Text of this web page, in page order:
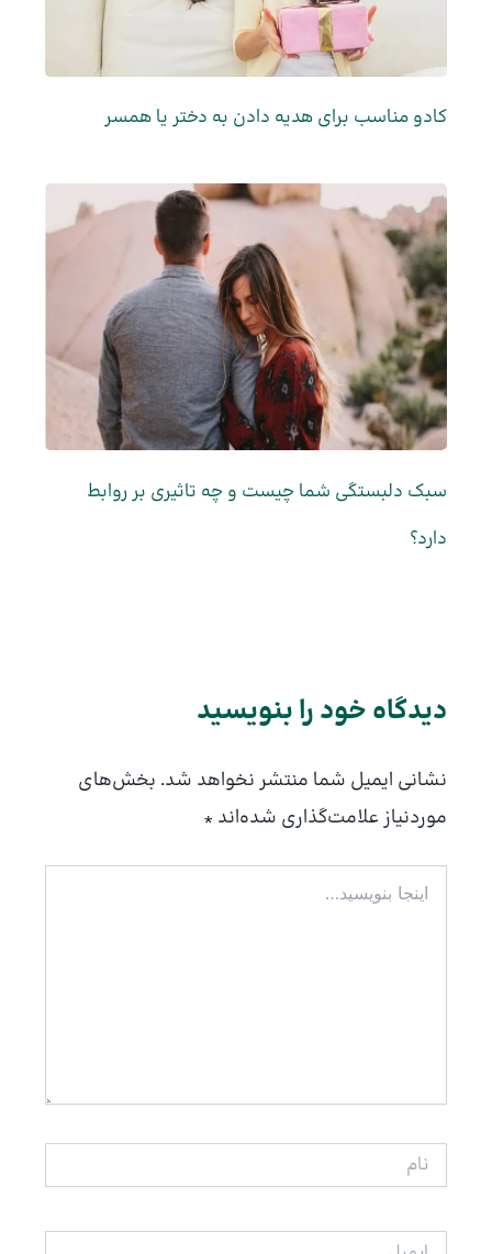
کادو مناسب برای هدیه دادن به دختر یا همسر
سبک دلبستگی شما چیست و چه تاثیری بر روابط
دارد؟
دیدگاه‌ خود را بنویسید
نشانی ایمیل شما منتشر نخواهد شد. بخش‌های
موردنیاز علامت‌گذاری شده‌اند *
بنویسید…
ایمیل